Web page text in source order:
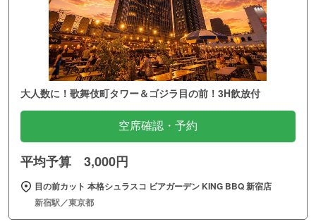
大人数に！歌舞伎町タワー＆ゴジラ目の前！3H飲放付
空席確認・予約
平均予算 3,000円
目の前カット 本格シュラスコ ビアガーデン KING BBQ 新宿店
新宿駅／東京都